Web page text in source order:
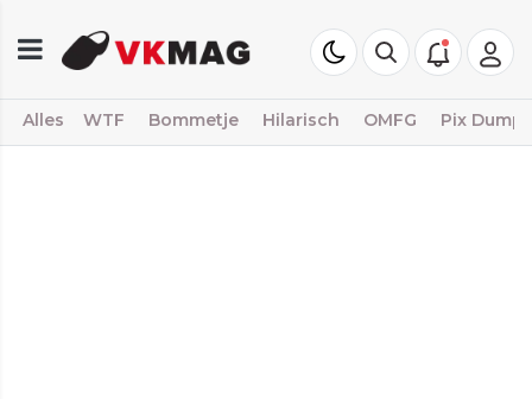
Alles WTF Bommetje Hilarisch OMFG Pix Dump